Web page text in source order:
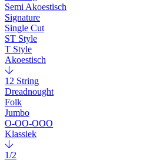
Semi Akoestisch
Signature
Single Cut
ST Style
T Style
Akoestisch
12 String
Dreadnought
Folk
Jumbo
O-OO-OOO
Klassiek
1/2